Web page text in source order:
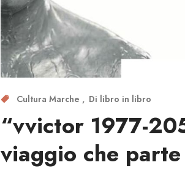
Cultura Marche Di libro in libro
“vvictor 1977-
viaggio che